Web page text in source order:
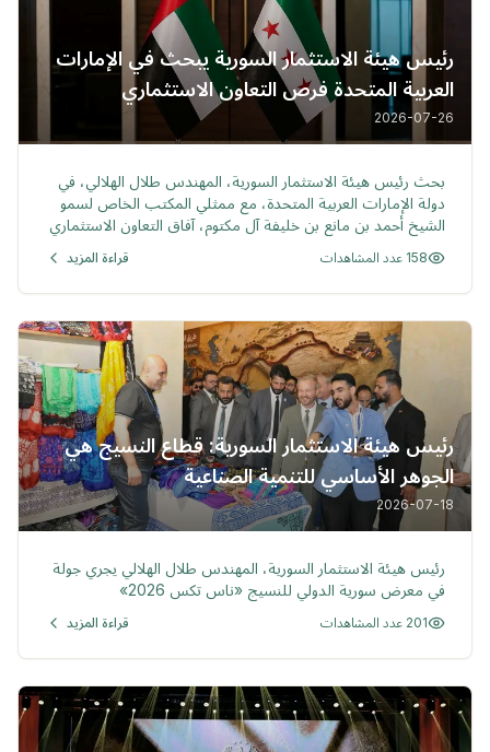
رئيس هيئة الاستثمار السورية يبحث في الإمارات
العربية المتحدة فرص التعاون الاستثماري
والشراكات الاستراتيجية مع المكتب الخاص لسمو
الشيخ أحمد بن مانع بن خليفة آل مكتوم
2026-07-26
بحث رئيس هيئة الاستثمار السورية، المهندس طلال الهلالي، في
دولة الإمارات العربية المتحدة، مع ممثلي المكتب الخاص لسمو
الشيخ أحمد بن مانع بن خليفة آل مكتوم، آفاق التعاون الاستثماري
تنموية قائمة على الثقة والشفافية، بما يعزز فرص الاستثمار ويدعم
مسار التنمية الاقتصادية في سوريا والمنطقة.
158 عدد المشاهدات قراءة المزيد
رئيس هيئة الاستثمار السورية: قطاع النسيج هي
الجوهر الأساسي للتنمية الصناعية
2026-07-18
رئيس هيئة الاستثمار السورية، المهندس طلال الهلالي يجري جولة
في معرض سورية الدولي للنسيج «ناس تكس 2026»
201 عدد المشاهدات قراءة المزيد